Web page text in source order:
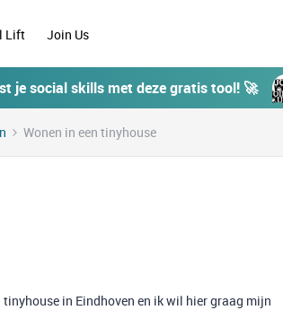
Lift Join Us
je social skills met deze gratis tool! 🚀
Wonen in een tinyhouse
in Eindhoven en ik wil hier graag mijn